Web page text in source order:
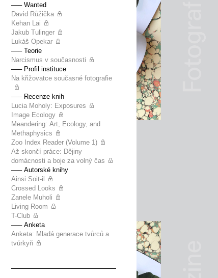
––– Wanted
David Růžička
Kehan Lai
Jakub Tulinger
Lukáš Opekar
––– Teorie
Narcismus v současnosti
––– Profil instituce
Na křižovatce současné fotografie
––– Recenze knih
Lucia Moholy: Exposures
Image Ecology
Meandering: Art, Ecology, and
Methaphysics
Zoo Index Reader (Volume 1)
Až skončí práce: Dějiny
domácnosti a boje za volný čas
––– Autorské knihy
Ainsi Soit-il
Crossed Looks
Zanele Muholi
Living Room
T-Club
––– Anketa
Anketa: Mladá generace tvůrců a
tvůrkyň